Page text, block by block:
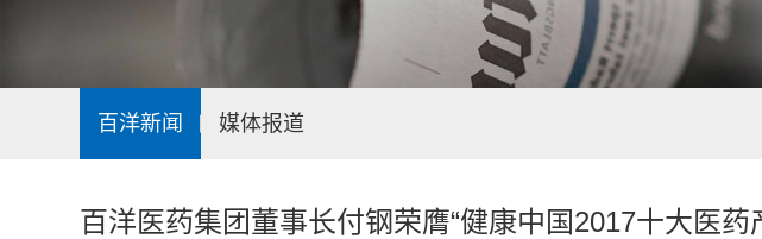
百洋新闻 媒体报道
百洋医药集团董事长付钢荣膺“健康中国2017十大医药